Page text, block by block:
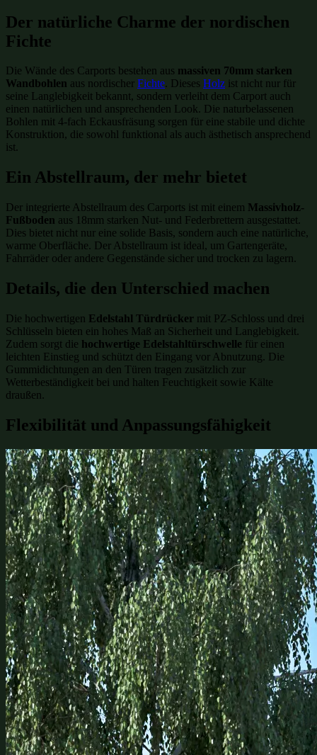
Der natürliche Charme der nordischen
Fichte
Die Wände des Carports bestehen aus massiven 70mm starken
Wandbohlen aus nordischer Fichte. Dieses Holz ist nicht nur für
seine Langlebigkeit bekannt, sondern verleiht dem Carport auch
einen natürlichen und ansprechenden Look. Die naturbelassenen
Bohlen mit 4-fach Eckausfräsung sorgen für eine stabile und dichte
Konstruktion, die sowohl funktional als auch ästhetisch ansprechend
ist.
Ein Abstellraum, der mehr bietet
Der integrierte Abstellraum des Carports ist mit einem Massivholz-
Fußboden aus 18mm starken Nut- und Federbrettern ausgestattet.
Dies bietet nicht nur eine solide Basis, sondern auch eine natürliche,
warme Oberfläche. Der Abstellraum ist ideal, um Gartengeräte,
Fahrräder oder andere Gegenstände sicher und trocken zu lagern.
Details, die den Unterschied machen
Die hochwertigen Edelstahl Türdrücker mit PZ-Schloss und drei
Schlüsseln bieten ein hohes Maß an Sicherheit und Langlebigkeit.
Zudem sorgt die hochwertige Edelstahltürschwelle für einen
leichten Einstieg und schützt den Eingang vor Abnutzung. Die
Gummidichtungen an den Türen tragen zusätzlich zur
Wetterbeständigkeit bei und halten Feuchtigkeit sowie Kälte
draußen.
Flexibilität und Anpassungsfähigkeit